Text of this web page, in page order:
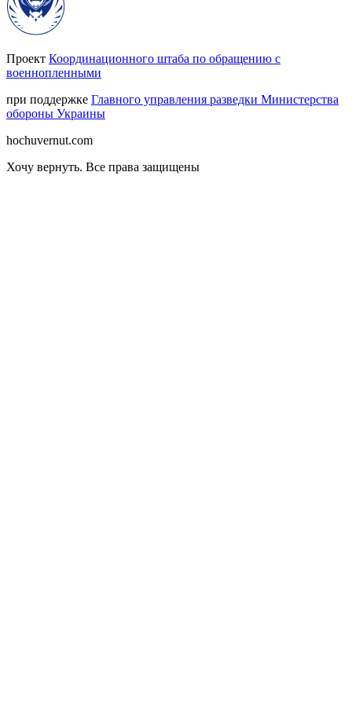
Проект Координационного штаба по обращению с
военнопленными
при поддержке Главного управления разведки Министерства
обороны Украины
hochuvernut.com
Хочу вернуть. Все права защищены